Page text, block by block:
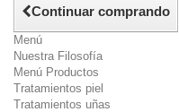
Continuar comprando
Menú
Nuestra Filosofía
Menú Productos
Tratamientos piel
Tratamientos uñas